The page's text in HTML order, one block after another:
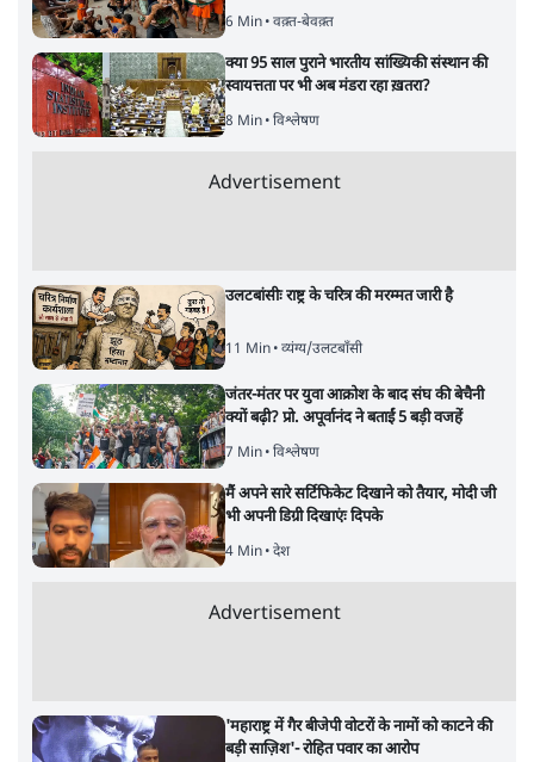
6 Min• वक़्त-बेवक़्त
क्या 95 साल पुराने भारतीय सांख्यिकी संस्थान की
स्वायत्तता पर भी अब मंडरा रहा ख़तरा?
8 Min• विश्लेषण
Advertisement
उलटबांसीः राष्ट्र के चरित्र की मरम्मत जारी है
11 Min• व्यंग्य/उलटबाँसी
जंतर-मंतर पर युवा आक्रोश के बाद संघ की बेचैनी
क्यों बढ़ी? प्रो. अपूर्वानंद ने बताईं 5 बड़ी वजहें
7 Min• विश्लेषण
मैं अपने सारे सर्टिफिकेट दिखाने को तैयार, मोदी जी
भी अपनी डिग्री दिखाएंः दिपके
4 Min• देश
Advertisement
'महाराष्ट्र में गैर बीजेपी वोटरों के नामों को काटने की
बड़ी साज़िश'- रोहित पवार का आरोप